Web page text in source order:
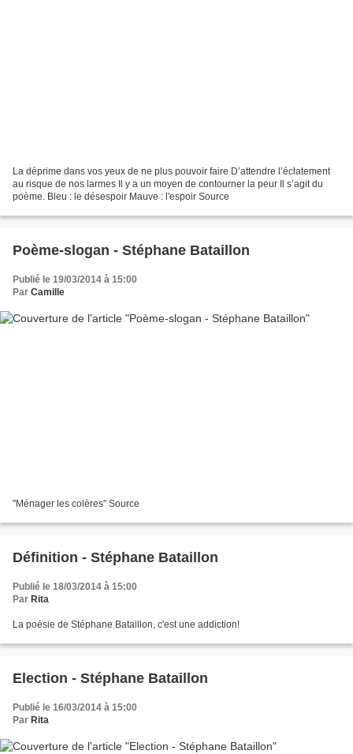
La déprime dans vos yeux de ne plus pouvoir faire D’attendre l’éclatement
au risque de nos larmes Il y a un moyen de contourner la peur Il s’agit du
poème. Bleu : le désespoir Mauve : l'espoir Source
Poème-slogan - Stéphane Bataillon
Publié le 19/03/2014 à 15:00
Par Camille
"Ménager les colères" Source
Définition - Stéphane Bataillon
Publié le 18/03/2014 à 15:00
Par Rita
La poésie de Stéphane Bataillon, c'est une addiction!
Election - Stéphane Bataillon
Publié le 16/03/2014 à 15:00
Par Rita